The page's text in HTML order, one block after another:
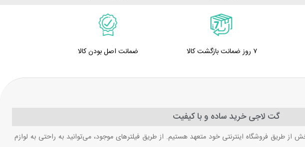
۷ روز ضمانت بازگشت کالا ضمانت اصل بودن کالا
گت لاجی خرید ساده و با کیفیت
از طریق فروشگاه اینترنتی خود متعهد هستیم. از طریق فیلترهای موجود، می‌توانید به راحتی به لوازم